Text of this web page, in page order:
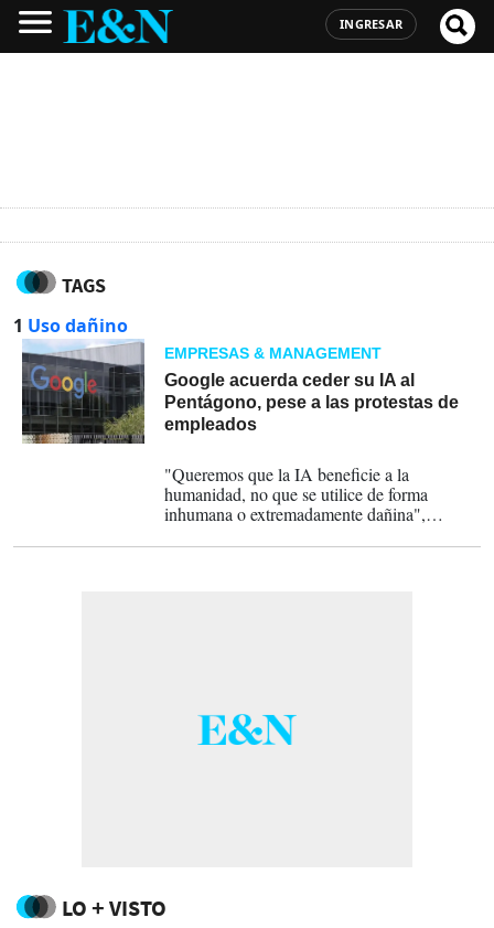
INGRESAR
TAGS
1 Uso dañino
EMPRESAS & MANAGEMENT
Google acuerda ceder su IA al
Pentágono, pese a las protestas de
empleados
"Queremos que la IA beneficie a la
humanidad, no que se utilice de forma
inhumana o extremadamente dañina",
LO + VISTO